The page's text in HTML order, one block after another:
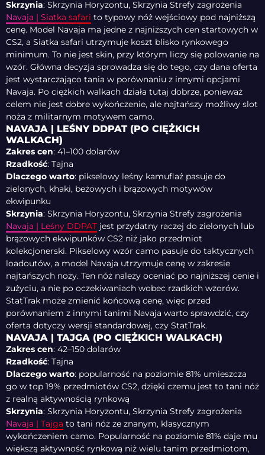
Skrzynia: Skrzynia Horyzontu, Skrzynia Strefy zagrożenia
Navaja | Siatka safari to typowy nóż wejściowy pod najniższą
cenę. Model Navaja ma jedne z najniższych cen startowych w
CS2, a Siatka safari utrzymuje koszt blisko rynkowego
minimum. To nie jest skin, przy którym liczy się polowanie na
wzór. Główna decyzja sprowadza się do tego, czy dana oferta
jest wystarczająco tania w porównaniu z innymi opcjami
Navaja. Po ciężkich walkach działa tutaj dobrze, ponieważ
celem nie jest dobre wykończenie, ale najtańszy możliwy slot
noża z militarnym motywem camo.
NAVAJA | LEŚNY DDPAT (PO CIĘŻKICH
WALKACH)
Zakres cen: 41–100 dolarów
Rzadkość: Tajna
Dlaczego warto: pikselowy leśny kamuflaż pasuje do
zielonych, khaki, beżowych i brązowych motywów
ekwipunku
Skrzynia: Skrzynia Horyzontu, Skrzynia Strefy zagrożenia
Navaja | Leśny DDPAT jest przydatny raczej do zielonych lub
brązowych ekwipunków CS2 niż jako przedmiot
kolekcjonerski. Pikselowy wzór camo pasuje do taktycznych
loadoutów, a model Navaja utrzymuje cenę w zakresie
najtańszych noży. Ten nóż należy oceniać po najniższej cenie i
zużyciu, a nie po oczekiwaniach wobec rzadkich wzorów.
StatTrak może zmienić końcową cenę, więc przed
porównaniem z innymi tanimi Navaja warto sprawdzić, czy
oferta dotyczy wersji standardowej, czy StatTrak.
NAVAJA | TAJGA (PO CIĘŻKICH WALKACH)
Zakres cen: 42–150 dolarów
Rzadkość: Tajna
Dlaczego warto: popularność na poziomie 81% umieszcza
go w top 19% przedmiotów CS2, dzięki czemu jest to tani nóż
z realną aktywnością rynkową
Skrzynia: Skrzynia Horyzontu, Skrzynia Strefy zagrożenia
Navaja | Tajga to tani nóż ze znanym, klasycznym
wykończeniem camo. Popularność na poziomie 81% daje mu
większą aktywność rynkową niż wielu tanim przedmiotom,